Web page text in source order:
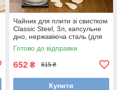
Чайник для плити зі свистком
Classic Steel, 3л, капсульне
дно, нержавіюча сталь (для
всіх видів плит)
Готово до відправки
652 ₴ 815 ₴
Купити